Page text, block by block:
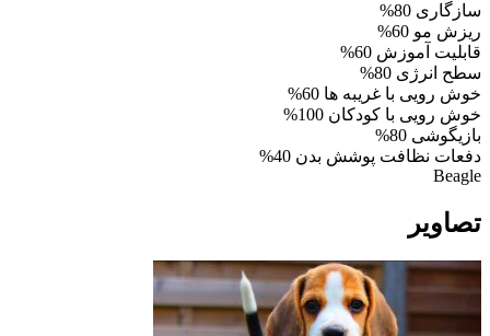
سازگاری 80%
ریزش مو 60%
قابلیت آموزش 60%
سطح انرژی 80%
خوش رویی با غریبه ها 60%
خوش رویی با کودکان 100%
بازیگوشی 80%
دفعات نظافت پوشش بدن 40%
Beagle
تصاویر